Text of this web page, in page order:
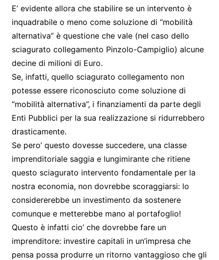
E’ evidente allora che stabilire se un intervento è
inquadrabile o meno come soluzione di “mobilità
alternativa” è questione che vale (nel caso dello
sciagurato collegamento Pinzolo-Campiglio) alcune
decine di milioni di Euro.
Se, infatti, quello sciagurato collegamento non
potesse essere riconosciuto come soluzione di
“mobilità alternativa”, i finanziamenti da parte degli
Enti Pubblici per la sua realizzazione si ridurrebbero
drasticamente.
Se pero’ questo dovesse succedere, una classe
imprenditoriale saggia e lungimirante che ritiene
questo sciagurato intervento fondamentale per la
nostra economia, non dovrebbe scoraggiarsi: lo
considererebbe un investimento da sostenere
comunque e metterebbe mano al portafoglio!
Questo è infatti cio’ che dovrebbe fare un
imprenditore: investire capitali in un’impresa che
pensa possa produrre un ritorno vantaggioso che gli